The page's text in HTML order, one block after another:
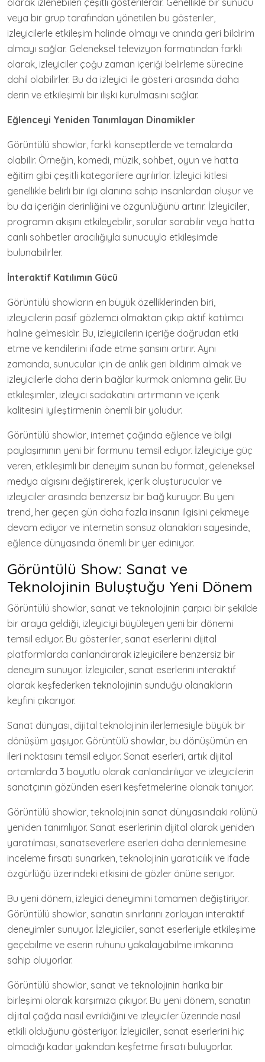
olarak izlenebilen çeşitli gösterilerdir. Genellikle bir sunucu
veya bir grup tarafından yönetilen bu gösteriler,
izleyicilerle etkileşim halinde olmayı ve anında geri bildirim
almayı sağlar. Geleneksel televizyon formatından farklı
olarak, izleyiciler çoğu zaman içeriği belirleme sürecine
dahil olabilirler. Bu da izleyici ile gösteri arasında daha
derin ve etkileşimli bir ilişki kurulmasını sağlar.
Eğlenceyi Yeniden Tanımlayan Dinamikler
Görüntülü showlar, farklı konseptlerde ve temalarda
olabilir. Örneğin, komedi, müzik, sohbet, oyun ve hatta
eğitim gibi çeşitli kategorilere ayrılırlar. İzleyici kitlesi
genellikle belirli bir ilgi alanına sahip insanlardan oluşur ve
bu da içeriğin derinliğini ve özgünlüğünü artırır. İzleyiciler,
programın akışını etkileyebilir, sorular sorabilir veya hatta
canlı sohbetler aracılığıyla sunucuyla etkileşimde
bulunabilirler.
İnteraktif Katılımın Gücü
Görüntülü showların en büyük özelliklerinden biri,
izleyicilerin pasif gözlemci olmaktan çıkıp aktif katılımcı
haline gelmesidir. Bu, izleyicilerin içeriğe doğrudan etki
etme ve kendilerini ifade etme şansını artırır. Aynı
zamanda, sunucular için de anlık geri bildirim almak ve
izleyicilerle daha derin bağlar kurmak anlamına gelir. Bu
etkileşimler, izleyici sadakatini artırmanın ve içerik
kalitesini iyileştirmenin önemli bir yoludur.
Görüntülü showlar, internet çağında eğlence ve bilgi
paylaşımının yeni bir formunu temsil ediyor. İzleyiciye güç
veren, etkileşimli bir deneyim sunan bu format, geleneksel
medya algısını değiştirerek, içerik oluşturucular ve
izleyiciler arasında benzersiz bir bağ kuruyor. Bu yeni
trend, her geçen gün daha fazla insanın ilgisini çekmeye
devam ediyor ve internetin sonsuz olanakları sayesinde,
eğlence dünyasında önemli bir yer ediniyor.
Görüntülü Show: Sanat ve
Teknolojinin Buluştuğu Yeni Dönem
Görüntülü showlar, sanat ve teknolojinin çarpıcı bir şekilde
bir araya geldiği, izleyiciyi büyüleyen yeni bir dönemi
temsil ediyor. Bu gösteriler, sanat eserlerini dijital
platformlarda canlandırarak izleyicilere benzersiz bir
deneyim sunuyor. İzleyiciler, sanat eserlerini interaktif
olarak keşfederken teknolojinin sunduğu olanakların
keyfini çıkarıyor.
Sanat dünyası, dijital teknolojinin ilerlemesiyle büyük bir
dönüşüm yaşıyor. Görüntülü showlar, bu dönüşümün en
ileri noktasını temsil ediyor. Sanat eserleri, artık dijital
ortamlarda 3 boyutlu olarak canlandırılıyor ve izleyicilerin
sanatçının gözünden eseri keşfetmelerine olanak tanıyor.
Görüntülü showlar, teknolojinin sanat dünyasındaki rolünü
yeniden tanımlıyor. Sanat eserlerinin dijital olarak yeniden
yaratılması, sanatseverlere eserleri daha derinlemesine
inceleme fırsatı sunarken, teknolojinin yaratıcılık ve ifade
özgürlüğü üzerindeki etkisini de gözler önüne seriyor.
Bu yeni dönem, izleyici deneyimini tamamen değiştiriyor.
Görüntülü showlar, sanatın sınırlarını zorlayan interaktif
deneyimler sunuyor. İzleyiciler, sanat eserleriyle etkileşime
geçebilme ve eserin ruhunu yakalayabilme imkanına
sahip oluyorlar.
Görüntülü showlar, sanat ve teknolojinin harika bir
birleşimi olarak karşımıza çıkıyor. Bu yeni dönem, sanatın
dijital çağda nasıl evrildiğini ve izleyiciler üzerinde nasıl
etkili olduğunu gösteriyor. İzleyiciler, sanat eserlerini hiç
olmadığı kadar yakından keşfetme fırsatı buluyorlar.